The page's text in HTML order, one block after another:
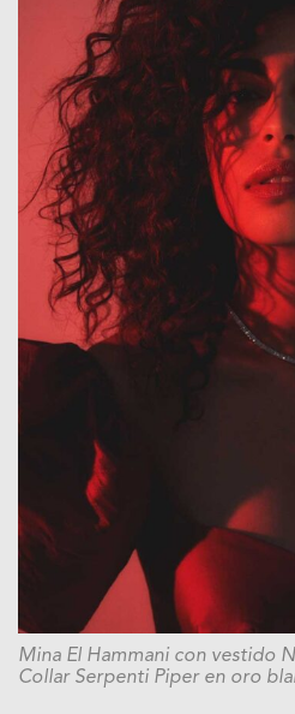
Mina El Hammani con vestido
Collar Serpenti Piper en oro